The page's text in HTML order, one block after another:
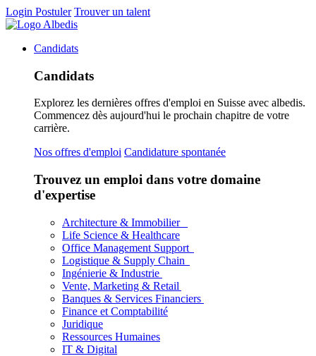
Login Postuler Trouver un talent
Candidats
Candidats
Explorez les dernières offres d'emploi en Suisse avec albedis.
Commencez dès aujourd'hui le prochain chapitre de votre
carrière.
Nos offres d'emploi Candidature spontanée
Trouvez un emploi dans votre domaine
d'expertise
Architecture & Immobilier
Life Science & Healthcare
Office Management Support
Logistique & Supply Chain
Ingénierie & Industrie
Vente, Marketing & Retail
Banques & Services Financiers
Finance et Comptabilité
Juridique
Ressources Humaines
IT & Digital